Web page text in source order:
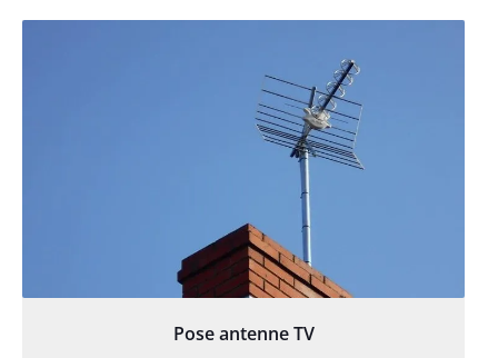
Pose antenne TV